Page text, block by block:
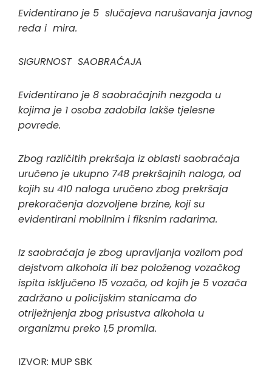
Evidentirano je 5 slučajeva narušavanja javnog
reda i mira.
SIGURNOST SAOBRAĆAJA
Evidentirano je 8 saobraćajnih nezgoda u
kojima je 1 osoba zadobila lakše tjelesne
povrede.
Zbog različitih prekršaja iz oblasti saobraćaja
uručeno je ukupno 748 prekršajnih naloga, od
kojih su 410 naloga uručeno zbog prekršaja
prekoračenja dozvoljene brzine, koji su
evidentirani mobilnim i fiksnim radarima.
Iz saobraćaja je zbog upravljanja vozilom pod
dejstvom alkohola ili bez položenog vozačkog
ispita isključeno 15 vozača, od kojih je 5 vozača
zadržano u policijskim stanicama do
otriježnjenja zbog prisustva alkohola u
organizmu preko 1,5 promila.
IZVOR: MUP SBK